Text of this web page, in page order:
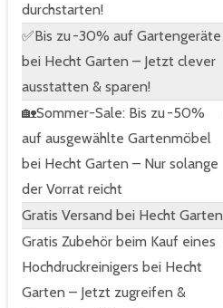
durchstarten!
✅Bis zu -30% auf Gartengeräte
bei Hecht Garten – Jetzt clever
ausstatten & sparen!
🏡Sommer-Sale: Bis zu -50%
auf ausgewählte Gartenmöbel
bei Hecht Garten – Nur solange
der Vorrat reicht
Gratis Versand bei Hecht Garten
Gratis Zubehör beim Kauf eines
Hochdruckreinigers bei Hecht
Garten – Jetzt zugreifen &